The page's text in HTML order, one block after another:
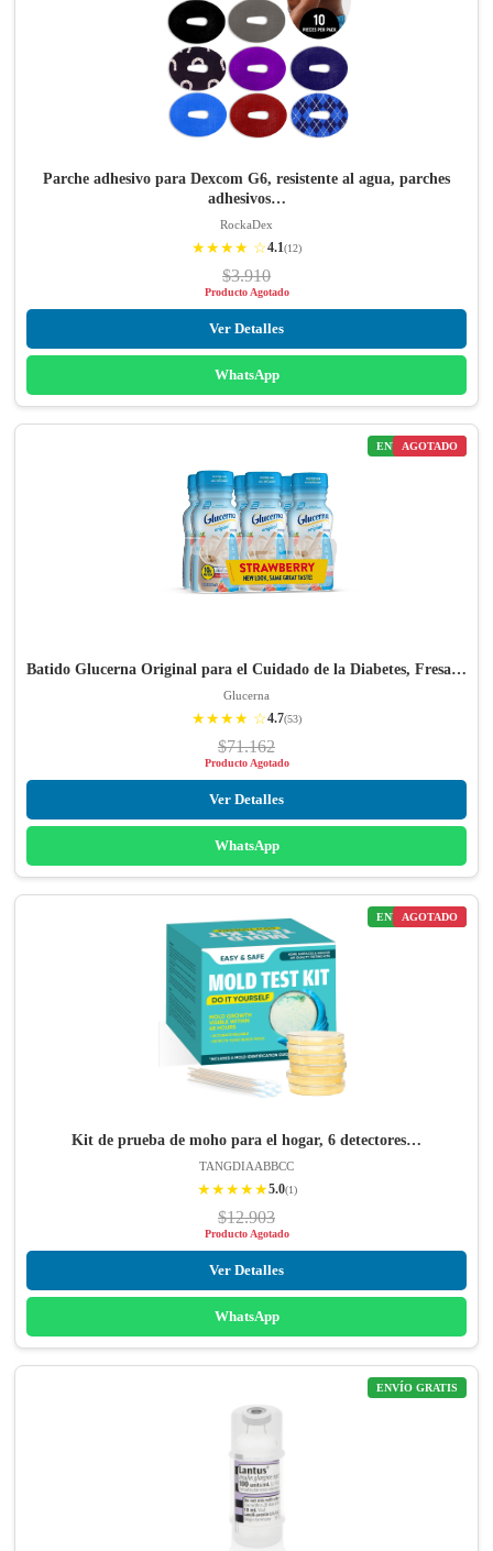
Parche adhesivo para Dexcom G6, resistente al agua, parches
adhesivos…
RockaDex
★★★★ ☆4.1(12)
$3.910
Producto Agotado
Ver Detalles
WhatsApp
ENVÍO GRATIS
AGOTADO
Batido Glucerna Original para el Cuidado de la Diabetes, Fresa…
Glucerna
★★★★ ☆4.7(53)
$71.162
Producto Agotado
Ver Detalles
WhatsApp
ENVÍO GRATIS
AGOTADO
Kit de prueba de moho para el hogar, 6 detectores…
TANGDIAABBCC
★★★★★5.0(1)
$12.903
Producto Agotado
Ver Detalles
WhatsApp
ENVÍO GRATIS